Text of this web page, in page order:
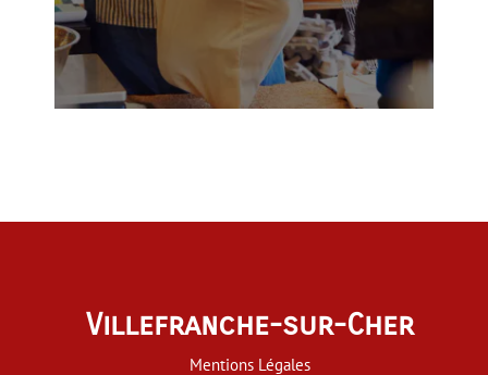
Villefranche-sur-Cher
Mentions Légales